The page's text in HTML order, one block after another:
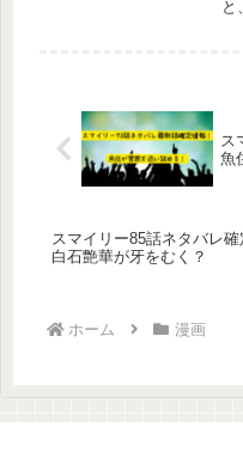
と
ス
魚
スマイリー85話ネタバレ確
白石艶華が牙をむく？
ホーム 漫画